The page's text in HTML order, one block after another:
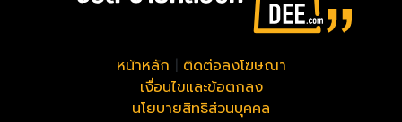
หน้าหลัก
ติดต่อลงโฆษณา
เงื่อนไขและข้อตกลง
นโยบายสิทธิส่วนบุคคล